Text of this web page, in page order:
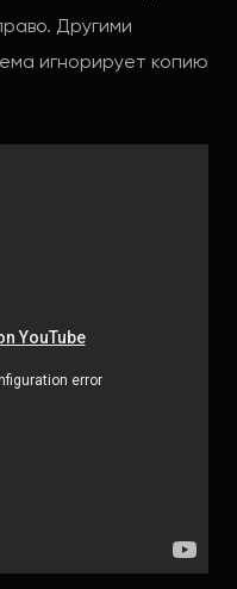
Другими
игнорирует копию